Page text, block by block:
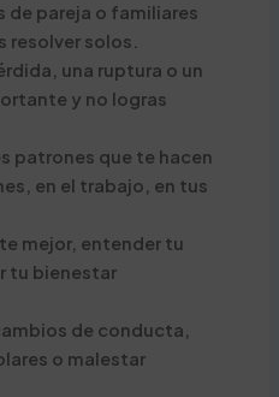
de pareja o familiares
resolver solos.
una ruptura o un
y no logras
patrones que te hacen
en el trabajo, en tus
mejor, entender tu
tu bienestar
de conducta,
o malestar